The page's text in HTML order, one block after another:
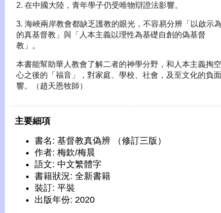
2. 在中國大陸，青年學子仍受唯物辯證法影響。
3. 海峽兩岸教會都缺乏護教的眼光，不容易分辨「以啟示
的真基督教」與「人本主義以理性為基礎自創的偽基督
教」。
本書能幫助華人教會了解二者的神學分野，和人本主義掏
心之後的「福音」，對家庭、學校、社會，及至文化的負
響。（趙天恩牧師）
主要細項
書名: 基督教真偽辨 （修訂三版）
作者: 梅欽/梅晨
語文: 中文繁體字
書籍狀況: 全新書籍
裝訂: 平裝
出版年份: 2020